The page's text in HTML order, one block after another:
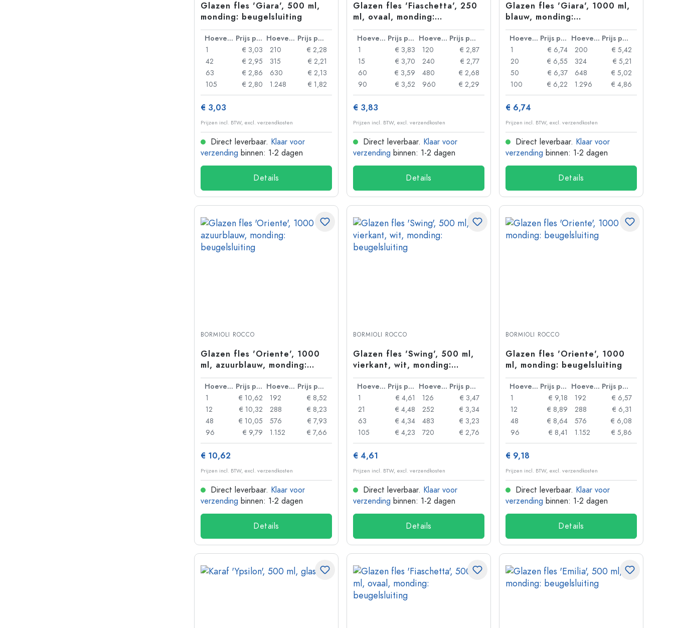
Glazen fles 'Giara', 500 ml,
monding: beugelsluiting
Hoeveelheid Prijs per eenheid Hoeveelheid
Prijs per eenheid
1
€ 3,03
42
€ 2,95
63
€ 2,86
105
€ 2,80
210
€ 2,28
315
€ 2,21
630
€ 2,13
1.248
€ 1,82
€ 3,03
Prijzen incl. BTW, excl. verzendkosten
Direct leverbaar. Klaar voor
verzending binnen: 1-2 dagen
Details
Glazen fles 'Fiaschetta', 250
ml, ovaal, monding:
beugelsluiting
Hoeveelheid Prijs per eenheid Hoeveelheid
Prijs per eenheid
1
€ 3,83
15
€ 3,70
60
€ 3,59
90
€ 3,52
120
€ 2,87
240
€ 2,77
480
€ 2,68
960
€ 2,29
€ 3,83
Prijzen incl. BTW, excl. verzendkosten
Direct leverbaar. Klaar voor
verzending binnen: 1-2 dagen
Details
Glazen fles 'Giara', 1000 ml,
blauw, monding:
beugelsluiting
Hoeveelheid Prijs per eenheid Hoeveelheid
Prijs per eenheid
1
€ 6,74
20
€ 6,55
50
€ 6,37
100
€ 6,22
200
€ 5,42
324
€ 5,21
648
€ 5,02
1.296
€ 4,86
€ 6,74
Prijzen incl. BTW, excl. verzendkosten
Direct leverbaar. Klaar voor
verzending binnen: 1-2 dagen
Details
BORMIOLI ROCCO
Glazen fles 'Oriente', 1000
ml, azuurblauw, monding:
beugelsluiting
Hoeveelheid Prijs per eenheid Hoeveelheid
Prijs per eenheid
1
€ 10,62
12
€ 10,32
48
€ 10,05
96
€ 9,79
192
€ 8,52
288
€ 8,23
576
€ 7,93
1.152
€ 7,66
€ 10,62
Prijzen incl. BTW, excl. verzendkosten
Direct leverbaar. Klaar voor
verzending binnen: 1-2 dagen
Details
BORMIOLI ROCCO
Glazen fles 'Swing', 500 ml,
vierkant, wit, monding:
beugelsluiting
Hoeveelheid Prijs per eenheid Hoeveelheid
Prijs per eenheid
1
€ 4,61
21
€ 4,48
63
€ 4,34
105
€ 4,23
126
€ 3,47
252
€ 3,34
483
€ 3,23
720
€ 2,76
€ 4,61
Prijzen incl. BTW, excl. verzendkosten
Direct leverbaar. Klaar voor
verzending binnen: 1-2 dagen
Details
BORMIOLI ROCCO
Glazen fles 'Oriente', 1000
ml, monding: beugelsluiting
Hoeveelheid Prijs per eenheid Hoeveelheid
Prijs per eenheid
1
€ 9,18
12
€ 8,89
48
€ 8,64
96
€ 8,41
192
€ 6,57
288
€ 6,31
576
€ 6,08
1.152
€ 5,86
€ 9,18
Prijzen incl. BTW, excl. verzendkosten
Direct leverbaar. Klaar voor
verzending binnen: 1-2 dagen
Details